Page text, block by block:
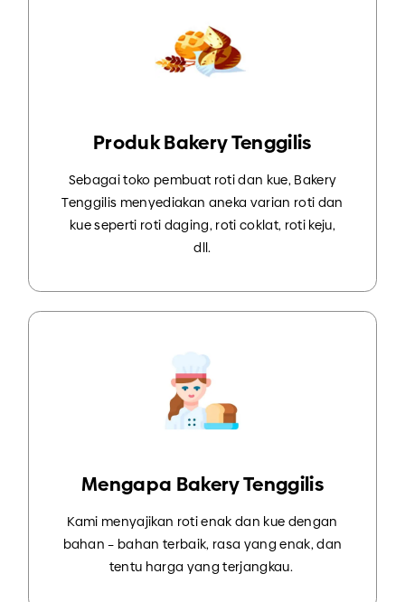
Produk Bakery Tenggilis
Sebagai toko pembuat roti dan kue, Bakery
Tenggilis menyediakan aneka varian roti dan
kue seperti roti daging, roti coklat, roti keju,
dll.
Mengapa Bakery Tenggilis
Kami menyajikan roti enak dan kue dengan
bahan – bahan terbaik, rasa yang enak, dan
tentu harga yang terjangkau.